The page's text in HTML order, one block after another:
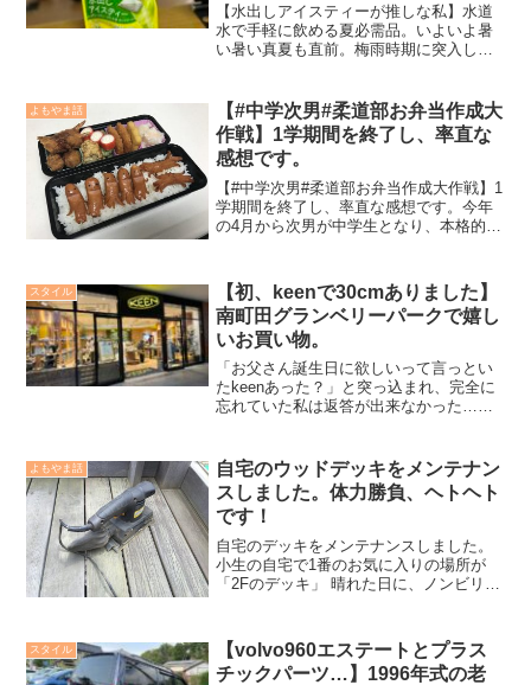
【水出しアイスティーが推しな私】水道
水で手軽に飲める夏必需品。いよいよ暑
い暑い真夏も直前。梅雨時期に突入し、
しくなる時期ですね。出かける事も多く
なり、それなりに暑さ対策...
よもやま話
【#中学次男#柔道部お弁当作成大
作戦】1学期間を終了し、率直な
感想です。
【#中学次男#柔道部お弁当作成大作戦】1
学期間を終了し、率直な感想です。今年
の4月から次男が中学生となり、本格的に
ではバランスの取れた給食をお腹いっぱ
い食べ、それなりに...
スタイル
【初、keenで30cmありました】
南町田グランベリーパークで嬉し
いお買い物。
「お父さん誕生日に欲しいって言っとい
たkeenあった？」と突っ込まれ、完全に
忘れていた私は返答が出来なかった…。
ループLINEには次男坊がしっかり狙って
いたスクショが上がっており、ウソがバ
レバレなオヤヂだったのでした。
よもやま話
自宅のウッドデッキをメンテナン
スしました。体力勝負、ヘトヘト
です！
自宅のデッキをメンテナンスしました。
小生の自宅で1番のお気に入りの場所が
「2Fのデッキ」 晴れた日に、ノンビリ読
こ。仲間と七輪でワイワイやるのも良
し！と、とにかく大好き...
スタイル
【volvo960エステートとプラス
チックパーツ…】1996年式の老